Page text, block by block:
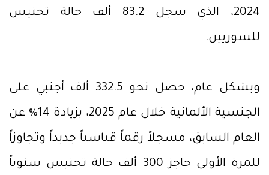
2024، الذي سجل 83.2 ألف حالة تجنيس
للسوريين.
وبشكل عام، حصل نحو 332.5 ألف أجنبي على
الجنسية الألمانية خلال عام 2025، بزيادة 14% عن
العام السابق، مسجلاً رقماً قياسياً جديداً وتجاوزاً
للمرة الأولى حاجز 300 ألف حالة تجنيس سنوياً